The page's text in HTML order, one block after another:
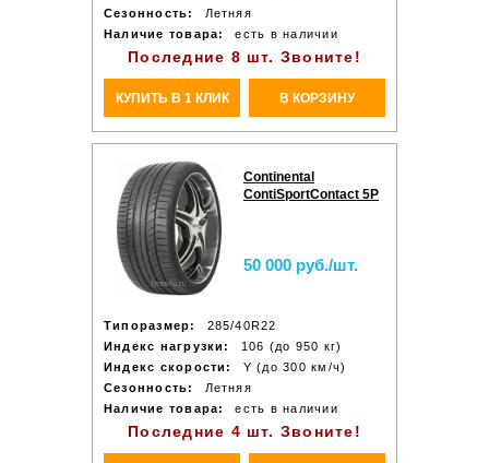
Сезонность:
Летняя
Наличие товара:
есть в наличии
Последние 8 шт. Звоните!
КУПИТЬ В 1 КЛИК В КОРЗИНУ
Continental
ContiSportContact 5P
50 000 руб./шт.
Типоразмер:
285/40R22
Индекс нагрузки:
106 (до 950 кг)
Индекс скорости:
Y (до 300 км/ч)
Сезонность:
Летняя
Наличие товара:
есть в наличии
Последние 4 шт. Звоните!